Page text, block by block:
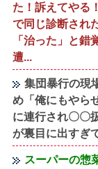
た！訴えてやる
で同じ診断され
「治った」と
遭...
集団暴行の現
め「俺にもやら
に連行され〇〇
が裏目に出すぎ
スーパーの惣